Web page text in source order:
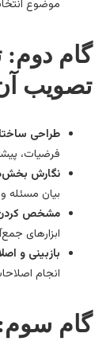
موضوع انتخاب
دوم:
آن
طراحی ساختار
فرضیات،
نگارش بخش‌های
بیان مسئله و
مشخص کردن
ابزارهای
بازبینی و اصلاح:
انجام اصلاحات
سوم: